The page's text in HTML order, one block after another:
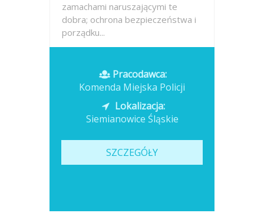
zamachami naruszającymi te
dobra; ochrona bezpieczeństwa i
porządku...
Pracodawca:
Komenda Miejska Policji
Lokalizacja:
Siemianowice Śląskie
SZCZEGÓŁY